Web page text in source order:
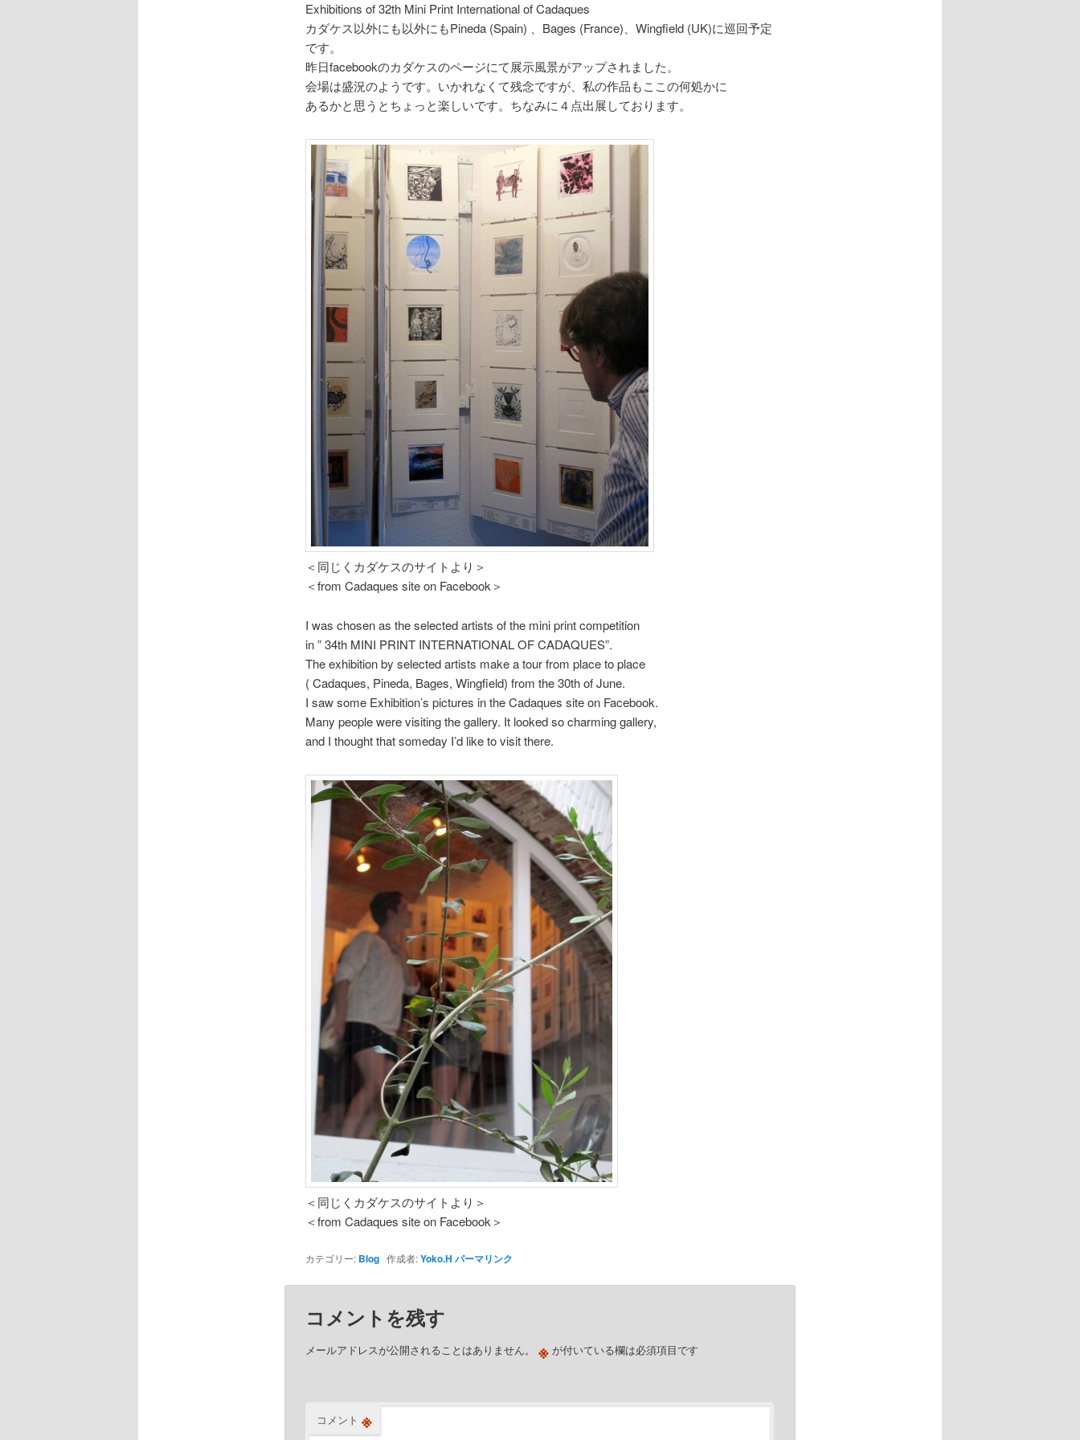
Exhibitions of 32th Mini Print International of Cadaques
カダケス以外にも以外にもPineda (Spain) 、Bages (France)、Wingfield (UK)に巡回予定
です。
昨日facebookのカダケスのページにて展示風景がアップされました。
会場は盛況のようです。いかれなくて残念ですが、私の作品もここの何処かに
あるかと思うとちょっと楽しいです。ちなみに４点出展しております。
＜同じくカダケスのサイトより＞
＜from Cadaques site on Facebook＞
I was chosen as the selected artists of the mini print competition
in ” 34th MINI PRINT INTERNATIONAL OF CADAQUES”.
The exhibition by selected artists make a tour from place to place
( Cadaques, Pineda, Bages, Wingfield) from the 30th of June.
I saw some Exhibition’s pictures in the Cadaques site on Facebook.
Many people were visiting the gallery. It looked so charming gallery,
and I thought that someday I’d like to visit there.
＜同じくカダケスのサイトより＞
＜from Cadaques site on Facebook＞
カテゴリー: Blog作成者:Yoko.H パーマリンク
コメントを残す
メールアドレスが公開されることはありません。 ※が付いている欄は必須項目です
コメント ※